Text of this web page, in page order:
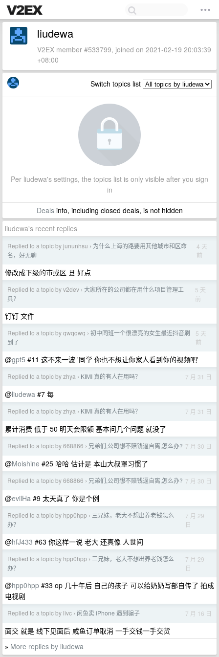
liudewa
V2EX member #533799, joined on 2021-02-19 20:03:39
+08:00
Switch topics list
Per liudewa's settings, the topics list is only visible after you sign
in
Dealsinfo, including closed deals, is not hidden
liudewa's recent replies
Replied to a topic by jununhsu › 为什么上海的路要用其他城市和区命
名，好无聊
4 天
前
修改成下级的市或区 县 好点
Replied to a topic by v2dev › 大家所在的公司都在用什么项目管理工
具？
5 天
前
钉钉 文件
Replied to a topic by qwqqwq › 初中同班一个很漂亮的女生最近抖音刷
到了
5 天
前
@gpt5 #11 这不来一波 '同学 你也不想让你家人看到你的视频吧'
Replied to a topic by zhya › KIMI 真的有人在用吗？ 7 月 31 日
@liudewa #7 每
Replied to a topic by zhya › KIMI 真的有人在用吗？ 7 月 31 日
累计消费 低于 50 明天会限额 基本问几个问题 就没了
Replied to a topic by 668866 › 兄弟们,公司想不赔钱逼自离,怎么办? 7 月 30 日
@Moishine #25 哈哈 估计是 本山大叔罩习惯了
Replied to a topic by 668866 › 兄弟们,公司想不赔钱逼自离,怎么办? 7 月 30 日
@evilHa #9 太天真了 你是个例
Replied to a topic by hpp0hpp › 三兄妹，老大不想出养老钱怎么
办？
7 月 29
日
@hfJ433 #63 你这样一说 老大 还真像 人世间
Replied to a topic by hpp0hpp › 三兄妹，老大不想出养老钱怎么
办？
7 月 29
日
@hpp0hpp #33 op 几十年后 自己的孩子 可以给奶奶写部自传了 拍成
电视剧
Replied to a topic by livc › 闲鱼卖 iPhone 遇到骗子 7 月 16 日
面交 就是 线下见面后 咸鱼订单取消 一手交钱一手交货
» More replies by liudewa